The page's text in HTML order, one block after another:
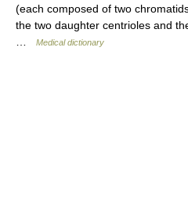
(each composed of two
the two daughter centrioles and
Medical dictionary